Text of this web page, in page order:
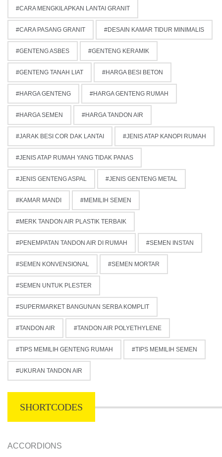
CARA MENGKILAPKAN LANTAI GRANIT
CARA PASANG GRANIT DESAIN KAMAR TIDUR MINIMALIS
GENTENG ASBES GENTENG KERAMIK
GENTENG TANAH LIAT HARGA BESI BETON
HARGA GENTENG HARGA GENTENG RUMAH
HARGA SEMEN HARGA TANDON AIR
JARAK BESI COR DAK LANTAI JENIS ATAP KANOPI RUMAH
JENIS ATAP RUMAH YANG TIDAK PANAS
JENIS GENTENG ASPAL JENIS GENTENG METAL
KAMAR MANDI MEMILIH SEMEN
MERK TANDON AIR PLASTIK TERBAIK
PENEMPATAN TANDON AIR DI RUMAH SEMEN INSTAN
SEMEN KONVENSIONAL SEMEN MORTAR
SEMEN UNTUK PLESTER
SUPERMARKET BANGUNAN SERBA KOMPLIT
TANDON AIR TANDON AIR POLYETHYLENE
TIPS MEMILIH GENTENG RUMAH TIPS MEMILIH SEMEN
UKURAN TANDON AIR
SHORTCODES
ACCORDIONS